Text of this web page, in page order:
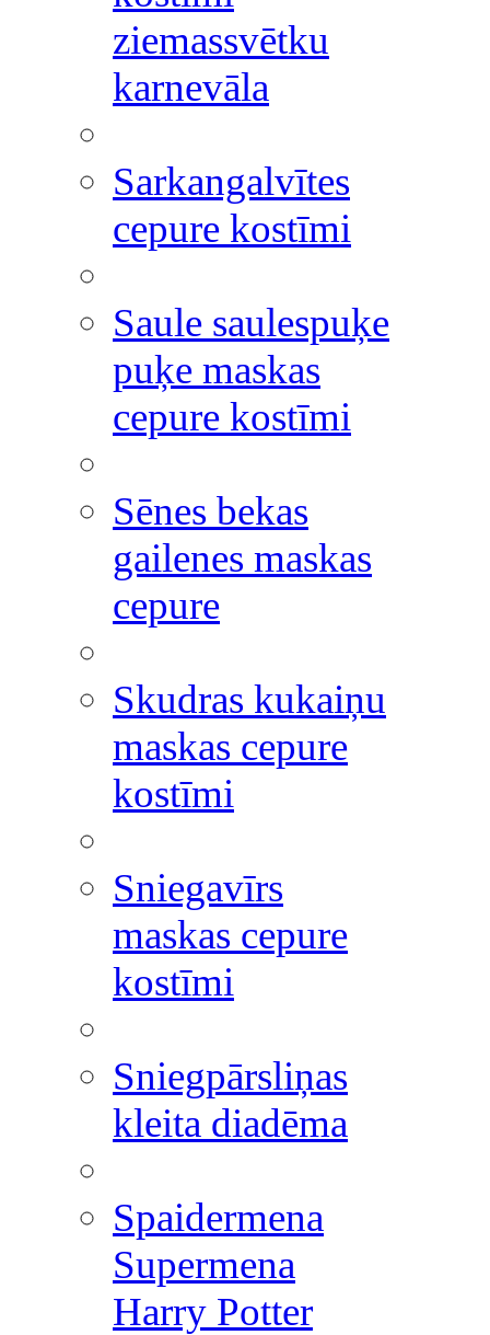
ziemassvētku
karnevāla
Sarkangalvītes
cepure kostīmi
Saule saulespuķe
puķe maskas
cepure kostīmi
Sēnes bekas
gailenes maskas
cepure
Skudras kukaiņu
maskas cepure
kostīmi
Sniegavīrs
maskas cepure
kostīmi
Sniegpārsliņas
kleita diadēma
Spaidermena
Supermena
Harry Potter